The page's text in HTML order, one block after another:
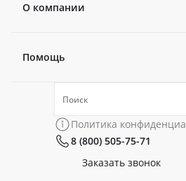
О компании
Новости
Политика конфиденциальности
Помощь
Коллекции
Политика
8 (800) 505-75-71
Заказать звонок